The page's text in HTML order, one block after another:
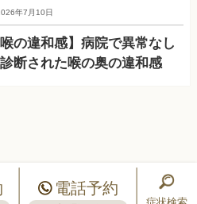
喉の違和感】病院で異常なし
断された喉の奥の違和感
年7月10日
電話予約